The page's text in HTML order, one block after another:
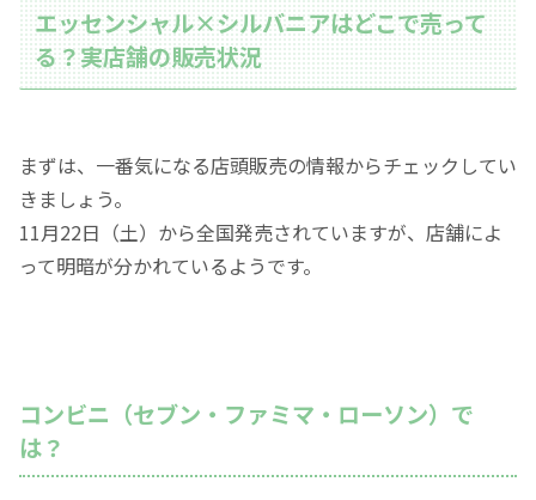
エッセンシャル×シルバニアはどこで売って
る？実店舗の販売状況
まずは、一番気になる店頭販売の情報からチェックしてい
きましょう。
11月22日（土）から全国発売されていますが、店舗によ
って明暗が分かれているようです。
コンビニ（セブン・ファミマ・ローソン）で
は？